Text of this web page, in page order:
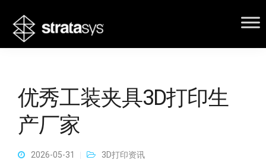
优秀工装夹具3D打印生
产厂家
2026-05-31 3D打印资讯